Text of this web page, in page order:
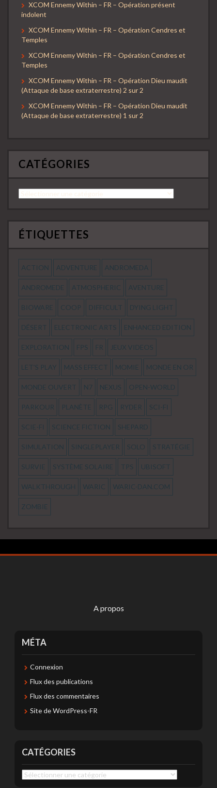
XCOM Ennemy Within – FR – Opération présent
indolent
XCOM Ennemy Within – FR – Opération Cendres et
Temples
XCOM Ennemy Within – FR – Opération Cendres et
Temples
XCOM Ennemy Within – FR – Opération Dieu maudit
(Attaque de base extraterrestre) 2 sur 2
XCOM Ennemy Within – FR – Opération Dieu maudit
(Attaque de base extraterrestre) 1 sur 2
CATÉGORIES
Catégories
ÉTIQUETTES
ACTION ADVENTURE ANDROMEDA
ANDROMEDE ATMOSPHERIC AVENTURE
BIOWARE COOP DIFFICULT DYING LIGHT
DÉSERT ELECTRONIC ARTS ENHANCED EDITION
EXPLORATION FPS FR JEUX VIDEOS
LET'S PLAY MASS EFFECT MOMIE MONDE EN OR
MONDE OUVERT N7 NEXUS OPEN-WORLD
PARKOUR PLANÈTE RPG RYDER SCI-FI
SCIE-FI SCIENCE FICTION SHEPARD
SIMULATION SINGLEPLAYER SOLO STRATÉGIE
SURVIE SYSTÈME SOLAIRE TPS UBISOFT
WALKTHROUGH WARIC WARIC-DAN.COM
ZOMBIE
A propos
MÉTA
Connexion
Flux des publications
Flux des commentaires
Site de WordPress-FR
CATÉGORIES
Catégories